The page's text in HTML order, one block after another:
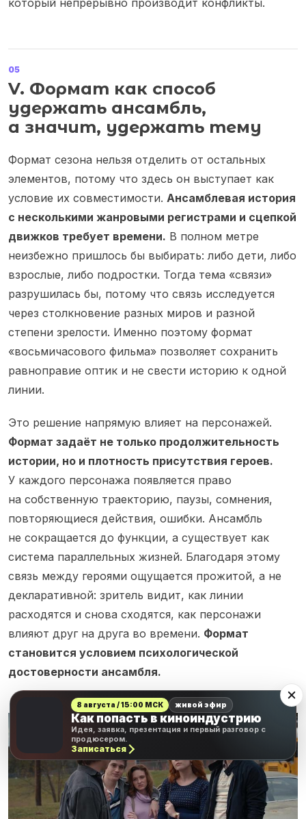
который непрерывно производит конфликты.
05
V. Формат как способ
удержать ансамбль,
а значит, удержать тему
Формат сезона нельзя отделить от остальных
элементов, потому что здесь он выступает как
условие их совместимости. Ансамблевая история
с несколькими жанровыми регистрами и сцепкой
движков требует времени. В полном метре
неизбежно пришлось бы выбирать: либо дети, либо
взрослые, либо подростки. Тогда тема «связи»
разрушилась бы, потому что связь исследуется
через столкновение разных миров и разной
степени зрелости. Именно поэтому формат
«восьмичасового фильма» позволяет сохранить
равноправие оптик и не свести историю к одной
линии.
Это решение напрямую влияет на персонажей.
Формат задаёт не только продолжительность
истории, но и плотность присутствия героев.
У каждого персонажа появляется право
на собственную траекторию, паузы, сомнения,
повторяющиеся действия, ошибки. Ансамбль
не сокращается до функции, а существует как
система параллельных жизней. Благодаря этому
связь между героями ощущается прожитой, а не
декларативной: зритель видит, как линии
расходятся и снова сходятся, как персонажи
влияют друг на друга во времени. Формат
становится условием психологической
достоверности ансамбля.
8 августа / 15:00 МСК живой эфир
Как попасть в киноиндустрию
Идея, заявка, презентация и первый разговор с
продюсером.
Записаться